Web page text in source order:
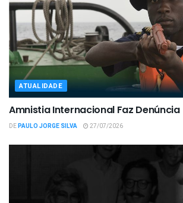
ATUALIDADE
Amnistia Internacional Faz Denúncia
DEPAULO JORGE SILVA 27/07/2026